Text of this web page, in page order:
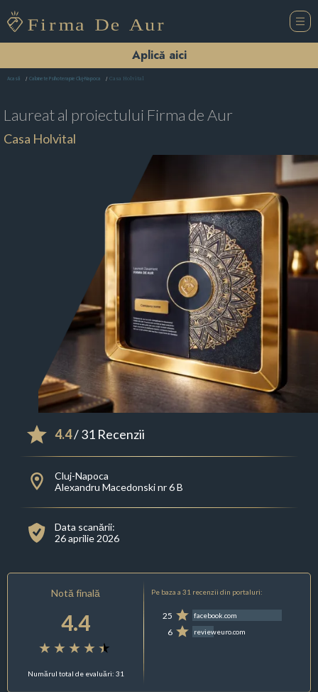
Aplică aici
Acasă Cabinete Psihoterapie Cluj-Napoca Casa Holvital
Laureat al proiectului Firma de Aur
Casa Holvital
4.4/ 31 Recenzii
Cluj-Napoca
Alexandru Macedonski nr 6 B
Data scanării:
26 aprilie 2026
Notă finală
4.4
Numărul total de evaluări: 31
Pe baza a 31 recenzii din portaluri:
25 facebook.com
6 revieweuro.com